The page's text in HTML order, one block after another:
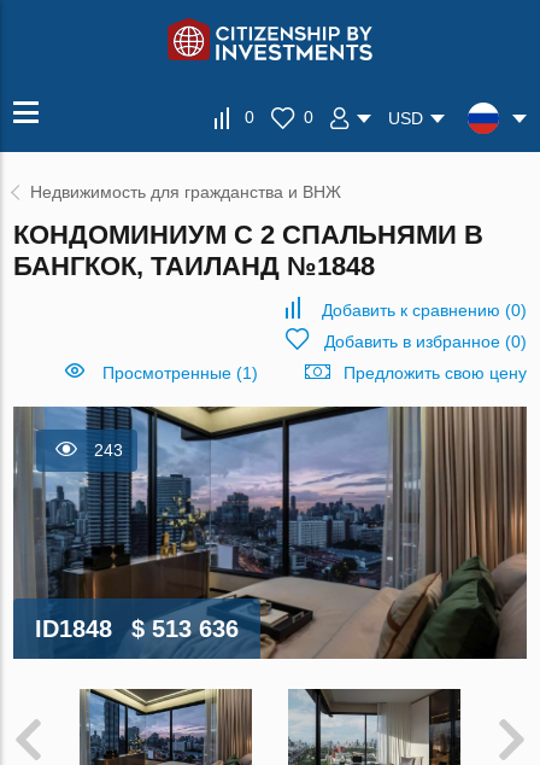
0 0 USD
Недвижимость для гражданства и ВНЖ
КОНДОМИНИУМ С 2 СПАЛЬНЯМИ В
БАНГКОК, ТАИЛАНД №1848
Добавить к сравнению (0)
Добавить в избранное(0)
Просмотренные (1)
Предложить свою цену
243
ID1848 $ 513 636